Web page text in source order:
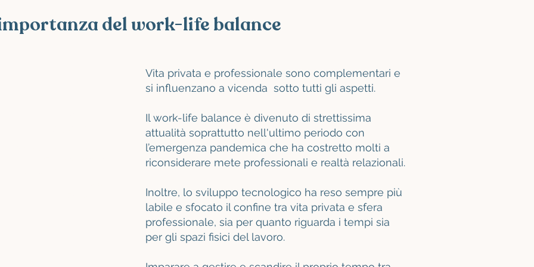
del work-life balance
Vita privata e professionale sono complementari e
si influenzano a vicenda sotto tutti gli aspetti.
Il work-life balance è divenuto di strettissima
attualità soprattutto nell'ultimo periodo con
l’emergenza pandemica che ha costretto molti a
riconsiderare mete professionali e realtà relazionali.
Inoltre, lo sviluppo tecnologico ha reso sempre più
labile e sfocato il confine tra vita privata e sfera
professionale, sia per quanto riguarda i tempi sia
per gli spazi fisici del lavoro.